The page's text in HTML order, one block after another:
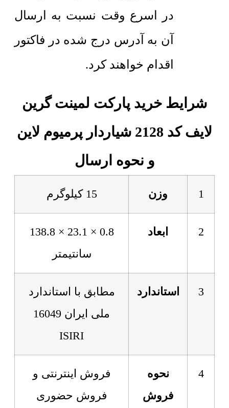
در اسرع وقت نسبت به ارسال
آن به آدرس درج شده در فاکتور
اقدام خواهند کرد.
شرایط خرید پارکت لمینت گرین
لایف کد 2128 شیاردار پرمیوم لاین
و نحوه ارسال
1 وزن 15 کیلوگرم
2 ابعاد
0.8 × 23.1 × 138.8
سانتیمتر
3 استاندارد
مطابق با استاندارد
ملی ایران 16049
ISIRI
4
نحوه
فروش
فروش اینترنتی و
فروش حضوری